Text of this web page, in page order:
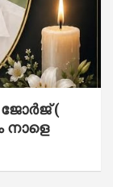
ജോ​ർ​ജ് (
നാളെ